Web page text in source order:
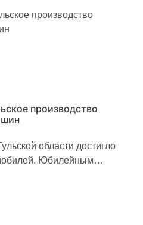
производство
области достигло
Юбилейным